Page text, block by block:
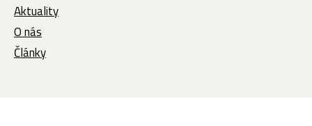
Aktuality
O nás
Články